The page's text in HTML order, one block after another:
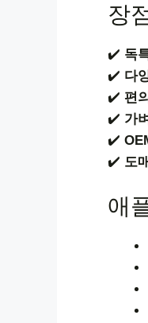
장
✔️ 독
✔️ 다
✔️ 편
✔️ 가
✔️
✔️ 도
애